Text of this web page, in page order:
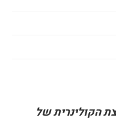
הקולינרית של